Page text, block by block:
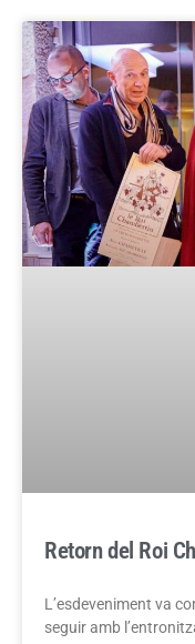
Retorn del Roi
L’esdeveniment va
seguir amb